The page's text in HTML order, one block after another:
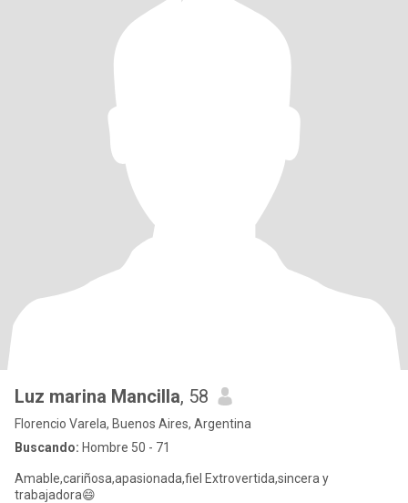
Luz marina Mancilla, 58
Florencio Varela, Buenos Aires, Argentina
Buscando: Hombre 50 - 71
Amable,cariñosa,apasionada,fiel Extrovertida,sincera y
trabajadora😄